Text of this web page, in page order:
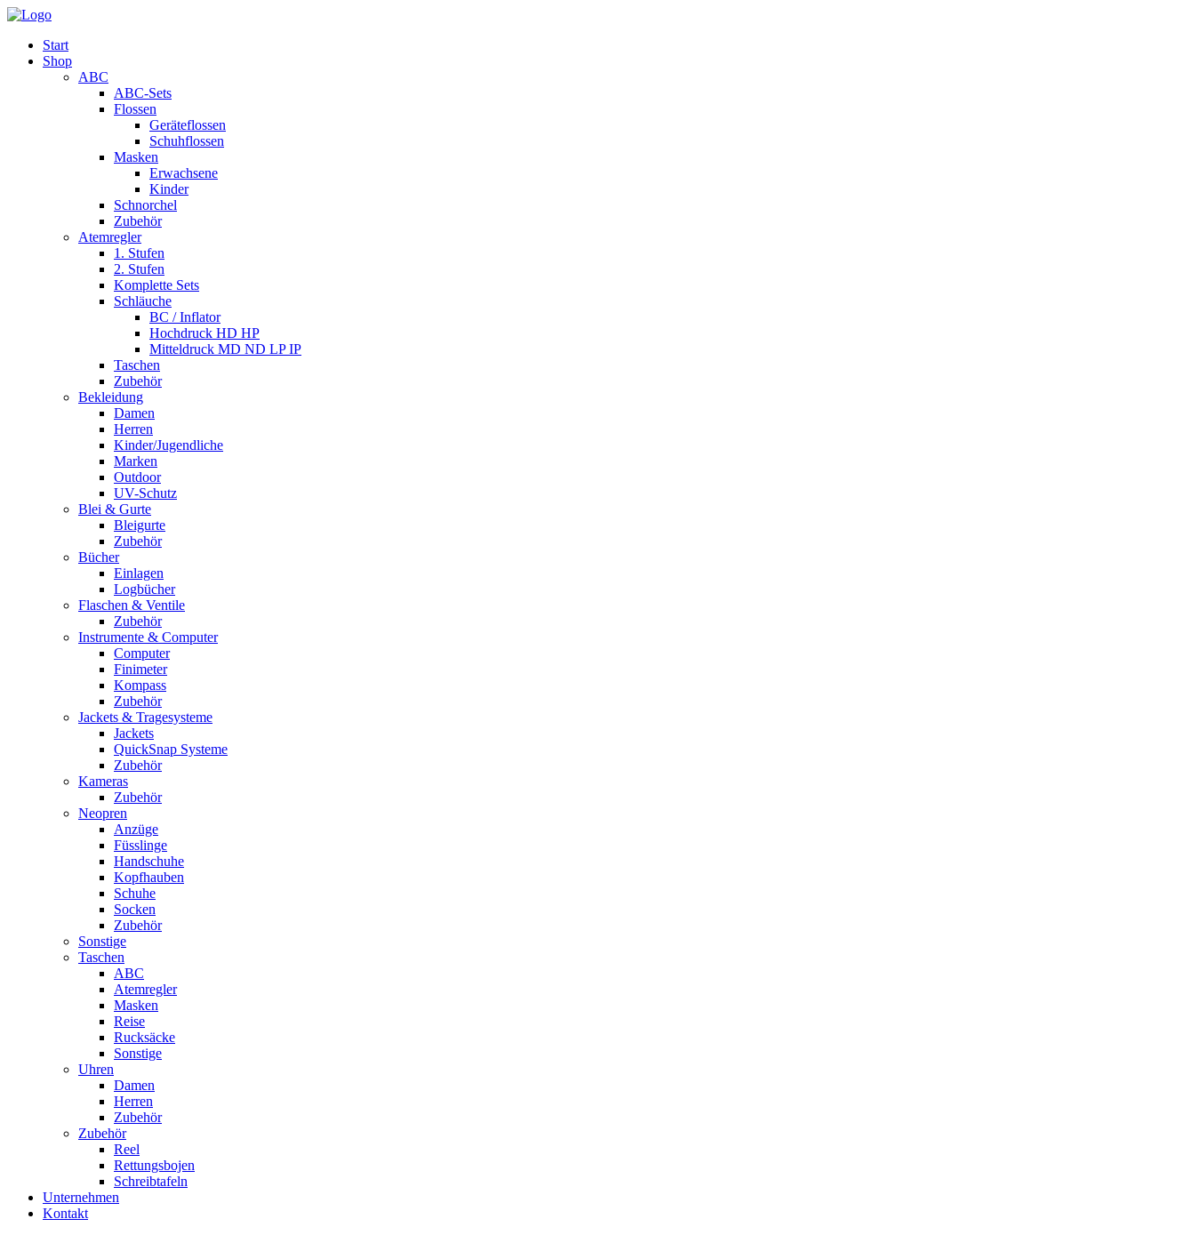
Start
Shop
ABC
ABC-Sets
Flossen
Geräteflossen
Schuhflossen
Masken
Erwachsene
Kinder
Schnorchel
Zubehör
Atemregler
1. Stufen
2. Stufen
Komplette Sets
Schläuche
BC / Inflator
Hochdruck HD HP
Mitteldruck MD ND LP IP
Taschen
Zubehör
Bekleidung
Damen
Herren
Kinder/Jugendliche
Marken
Outdoor
UV-Schutz
Blei & Gurte
Bleigurte
Zubehör
Bücher
Einlagen
Logbücher
Flaschen & Ventile
Zubehör
Instrumente & Computer
Computer
Finimeter
Kompass
Zubehör
Jackets & Tragesysteme
Jackets
QuickSnap Systeme
Zubehör
Kameras
Zubehör
Neopren
Anzüge
Füsslinge
Handschuhe
Kopfhauben
Schuhe
Socken
Zubehör
Sonstige
Taschen
ABC
Atemregler
Masken
Reise
Rucksäcke
Sonstige
Uhren
Damen
Herren
Zubehör
Zubehör
Reel
Rettungsbojen
Schreibtafeln
Unternehmen
Kontakt